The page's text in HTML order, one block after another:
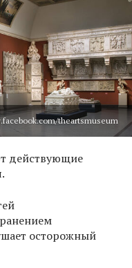
theartsmuseum
действующие
осторожный